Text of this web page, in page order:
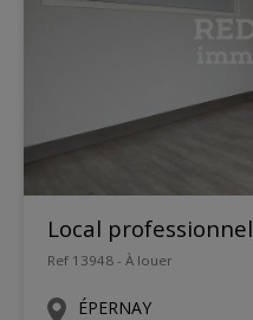
Local professionnel
Ref 13948 - À louer
ÉPERNAY